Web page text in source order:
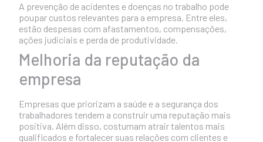
A prevenção de acidentes e doenças no trabalho pode
poupar custos relevantes para a empresa. Entre eles,
estão despesas com afastamentos, compensações,
ações judiciais e perda de produtividade.
Melhoria da reputação da
empresa
Empresas que priorizam a saúde e a segurança dos
trabalhadores tendem a construir uma reputação mais
positiva. Além disso, costumam atrair talentos mais
qualificados e fortalecer suas relações com clientes e